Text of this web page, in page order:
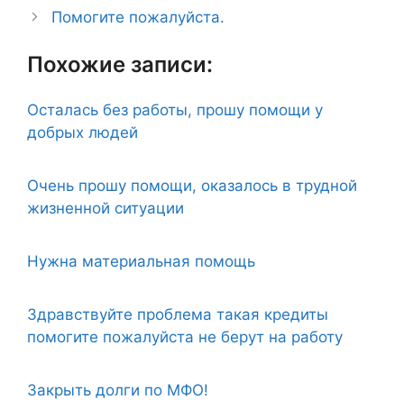
Помогите пожалуйста.
Похожие записи:
Осталась без работы, прошу помощи у
добрых людей
Очень прошу помощи, оказалось в трудной
жизненной ситуации
Нужна материальная помощь
Здравствуйте проблема такая кредиты
помогите пожалуйста не берут на работу
Закрыть долги по МФО!